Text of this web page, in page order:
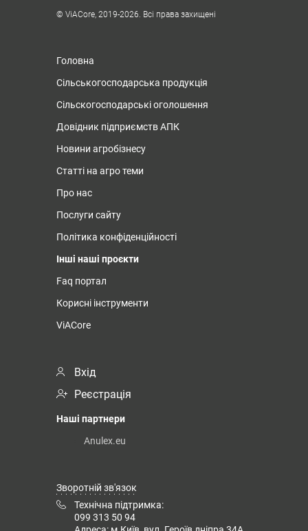
© ViACore, 2019-2026. Всі права захищені
Головна
Сільськогосподарська продукція
Сільскогосподарські оголошення
Довідник підприємств АПК
Новини агробізнесу
Статті на агро теми
Про нас
Послуги сайту
Політика конфіденційності
Інші наші проєкти
Faq портал
Корисні інструменти
ViACore
Вхід
Реєстрація
Наші партнери
Anulex.eu
Зворотній зв'язок
Технічна підтримка:
099 313 50 94